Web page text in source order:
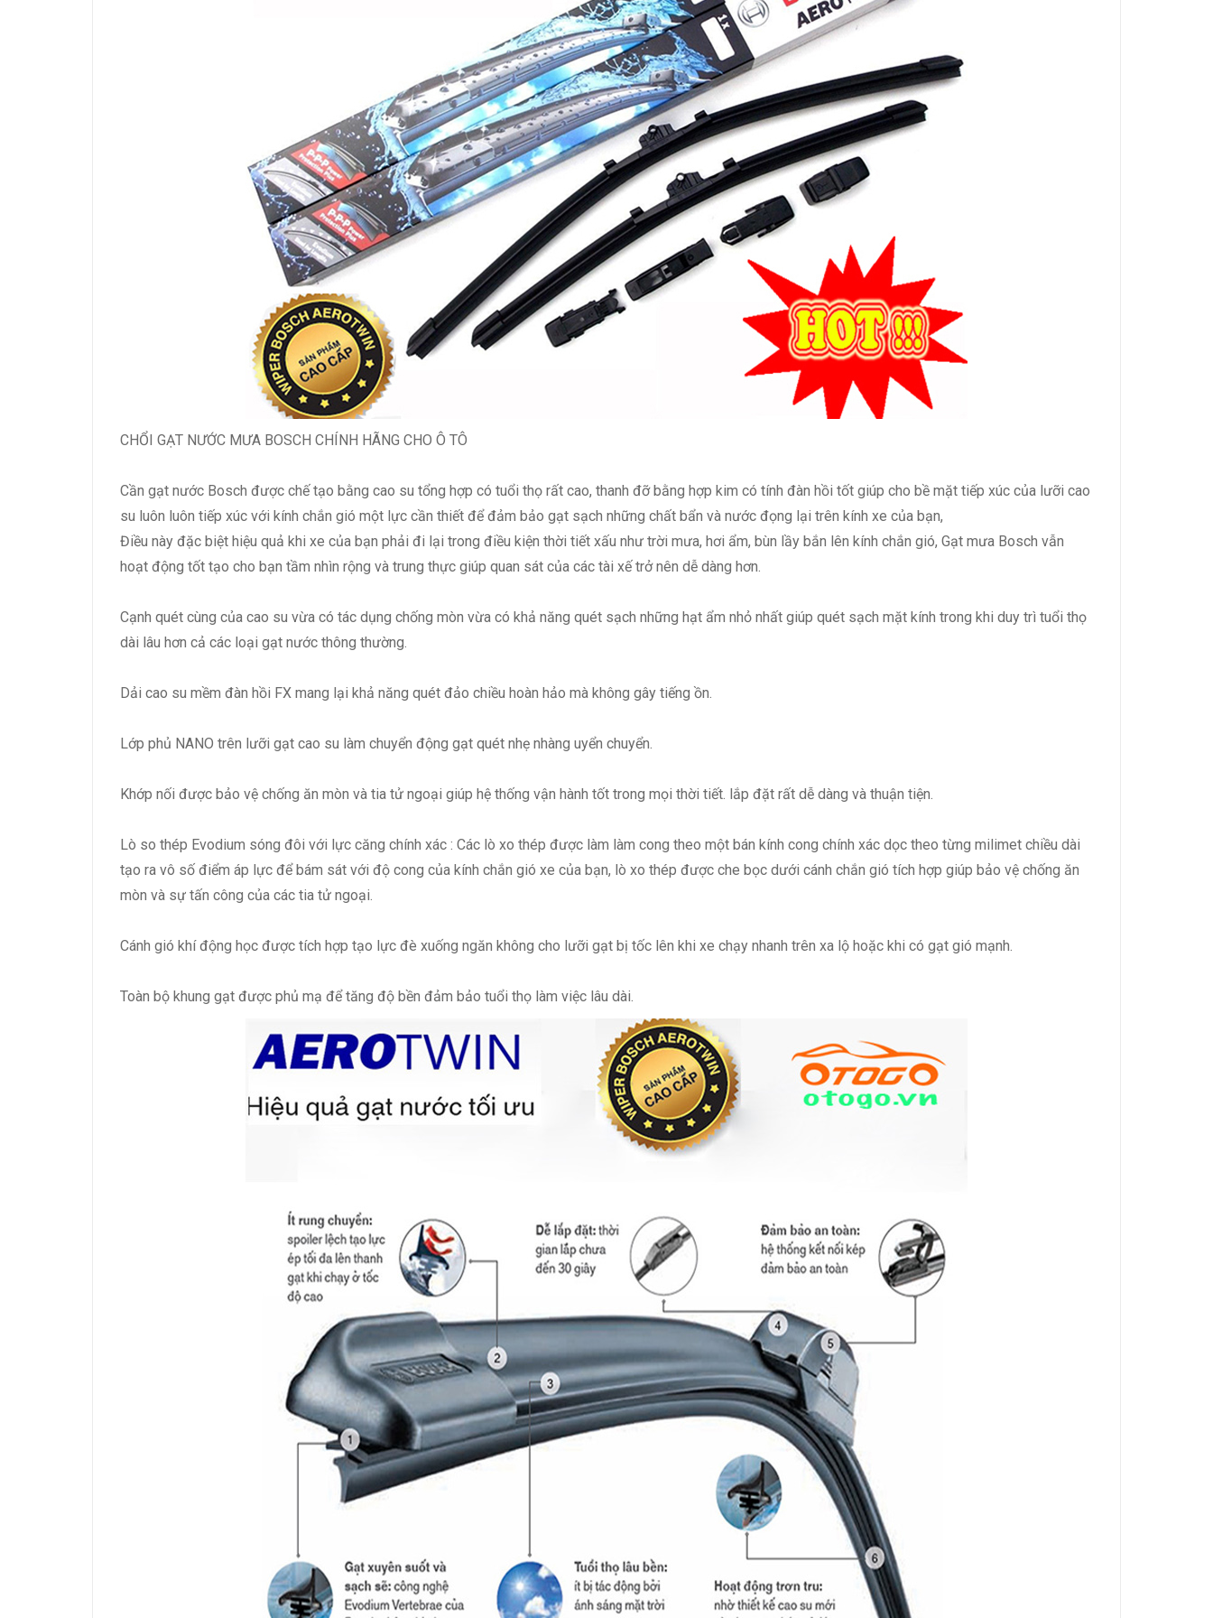
CHỔI GẠT NƯỚC MƯA BOSCH CHÍNH HÃNG CHO Ô TÔ
Cần gạt nước Bosch được chế tạo bằng cao su tổng hợp có tuổi thọ rất cao, thanh đỡ bằng hợp kim có tính đàn hồi tốt giúp cho bề mặt tiếp xúc của lưỡi cao
su luôn luôn tiếp xúc với kính chắn gió một lực cần thiết để đảm bảo gạt sạch những chất bẩn và nước đọng lại trên kính xe của bạn,
Điều này đặc biệt hiệu quả khi xe của bạn phải đi lại trong điều kiện thời tiết xấu như trời mưa, hơi ẩm, bùn lầy bắn lên kính chắn gió, Gạt mưa Bosch vẫn
hoạt động tốt tạo cho bạn tầm nhìn rộng và trung thực giúp quan sát của các tài xế trở nên dễ dàng hơn.
Cạnh quét cùng của cao su vừa có tác dụng chống mòn vừa có khả năng quét sạch những hạt ẩm nhỏ nhất giúp quét sạch mặt kính trong khi duy trì tuổi thọ
dài lâu hơn cả các loại gạt nước thông thường.
Dải cao su mềm đàn hồi FX mang lại khả năng quét đảo chiều hoàn hảo mà không gây tiếng ồn.
Lớp phủ NANO trên lưỡi gạt cao su làm chuyển động gạt quét nhẹ nhàng uyển chuyển.
Khớp nối được bảo vệ chống ăn mòn và tia tử ngoại giúp hệ thống vận hành tốt trong mọi thời tiết. lắp đặt rất dễ dàng và thuận tiện.
Lò so thép Evodium sóng đôi với lực căng chính xác : Các lò xo thép được làm làm cong theo một bán kính cong chính xác dọc theo từng milimet chiều dài
tạo ra vô số điểm áp lực để bám sát với độ cong của kính chắn gió xe của bạn, lò xo thép được che bọc dưới cánh chắn gió tích hợp giúp bảo vệ chống ăn
mòn và sự tấn công của các tia tử ngoại.
Cánh gió khí động học được tích hợp tạo lực đè xuống ngăn không cho lưỡi gạt bị tốc lên khi xe chạy nhanh trên xa lộ hoặc khi có gạt gió mạnh.
Toàn bộ khung gạt được phủ mạ để tăng độ bền đảm bảo tuổi thọ làm việc lâu dài.